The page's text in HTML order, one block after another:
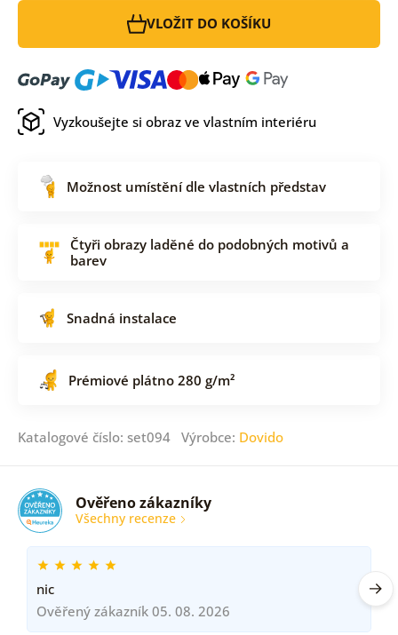
VLOŽIT DO KOŠÍKU
Vyzkoušejte si obraz ve vlastním interiéru
Možnost umístění dle vlastních představ
Čtyři obrazy laděné do podobných motivů a
barev
Snadná instalace
Prémiové plátno 280 g/m²
Katalogové číslo: set094 Výrobce: Dovido
Ověřeno zákazníky
Všechny recenze
nic
Ověřený zákazník 05. 08. 2026